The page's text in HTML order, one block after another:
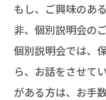
もし、ご興味のあ
非、個別説明会の
個別説明会では、
ら、お話をさせて
がある方は、お手